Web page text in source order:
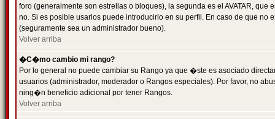
foro (generalmente son estrellas o bloques), la segunda es el AVATAR,
no. Si es posible usarlos puede introducirlo en su perfil. En caso de que
(seguramente sea un administrador bueno).
Volver arriba
�C�mo cambio mi rango?
Por lo general no puede cambiar su Rango ya que �ste es asociado
usuarios (administrador, moderador o Rangos especiales). Por favor, no
ning�n beneficio adicional por tener Rangos.
Volver arriba